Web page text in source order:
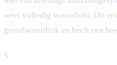
weer volledig waterdicht. Dit
grondwaterdruk en heeft een
5